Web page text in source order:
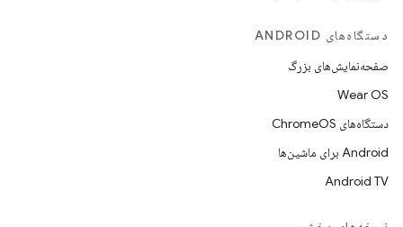
دستگاه‌های ANDROID
صفحه‌نمایش‌های بزرگ
Wear OS
دستگاه‌های ChromeOS
Android برای ماشین‌ها
Android TV